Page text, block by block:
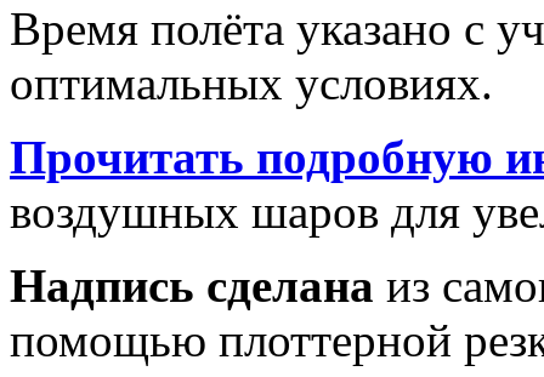
Время полёта указано с
оптимальных условиях.
Прочитать подробную
воздушных шаров для
Надпись сделана из
помощью плоттерной